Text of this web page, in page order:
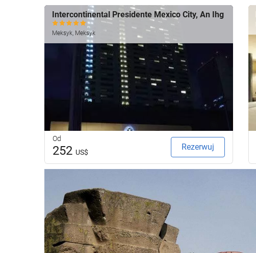
Intercontinental Presidente Mexico City, An Ihg
Meksyk, Meksyk
Od
252 US$
Rezerwuj